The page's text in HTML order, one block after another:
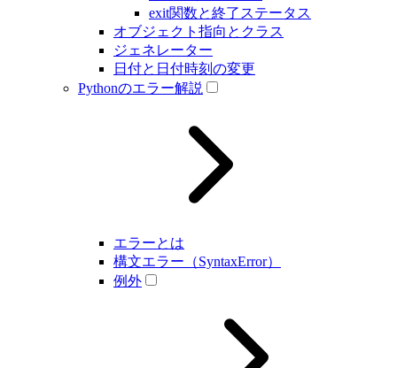
exit関数と終了ステータス
オブジェクト指向とクラス
ジェネレーター
日付と日付時刻の変更
Pythonのエラー解説
エラーとは
構文エラー（SyntaxError）
例外